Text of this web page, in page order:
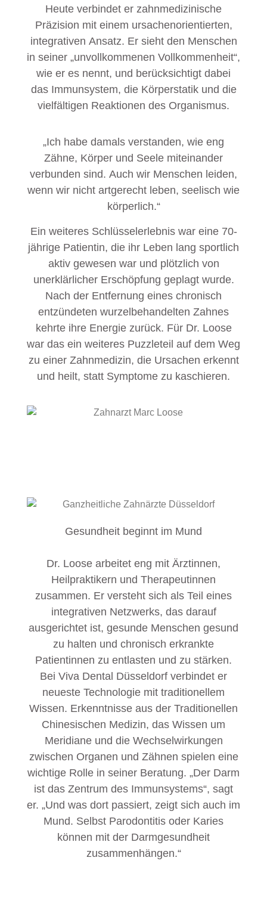
Heute verbindet er zahnmedizinische
Präzision mit einem ursachenorientierten,
integrativen Ansatz. Er sieht den Menschen
in seiner „unvollkommenen Vollkommenheit“,
wie er es nennt, und berücksichtigt dabei
das Immunsystem, die Körperstatik und die
vielfältigen Reaktionen des Organismus.
„Ich habe damals verstanden, wie eng
Zähne, Körper und Seele miteinander
verbunden sind. Auch wir Menschen leiden,
wenn wir nicht artgerecht leben, seelisch wie
körperlich.“
Ein weiteres Schlüsselerlebnis war eine 70-
jährige Patientin, die ihr Leben lang sportlich
aktiv gewesen war und plötzlich von
unerklärlicher Erschöpfung geplagt wurde.
Nach der Entfernung eines chronisch
entzündeten wurzelbehandelten Zahnes
kehrte ihre Energie zurück. Für Dr. Loose
war das ein weiteres Puzzleteil auf dem Weg
zu einer Zahnmedizin, die Ursachen erkennt
und heilt, statt Symptome zu kaschieren.
Gesundheit beginnt im Mund
Dr. Loose arbeitet eng mit Ärztinnen,
Heilpraktikern und Therapeutinnen
zusammen. Er versteht sich als Teil eines
integrativen Netzwerks, das darauf
ausgerichtet ist, gesunde Menschen gesund
zu halten und chronisch erkrankte
Patientinnen zu entlasten und zu stärken.
Bei Viva Dental Düsseldorf verbindet er
neueste Technologie mit traditionellem
Wissen. Erkenntnisse aus der Traditionellen
Chinesischen Medizin, das Wissen um
Meridiane und die Wechselwirkungen
zwischen Organen und Zähnen spielen eine
wichtige Rolle in seiner Beratung. „Der Darm
ist das Zentrum des Immunsystems“, sagt
er. „Und was dort passiert, zeigt sich auch im
Mund. Selbst Parodontitis oder Karies
können mit der Darmgesundheit
zusammenhängen.“